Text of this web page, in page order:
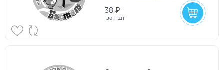
38 ₽
за 1 шт